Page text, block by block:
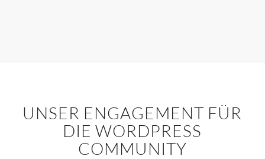
UNSER ENGAGEMENT FÜR
DIE WORDPRESS
COMMUNITY